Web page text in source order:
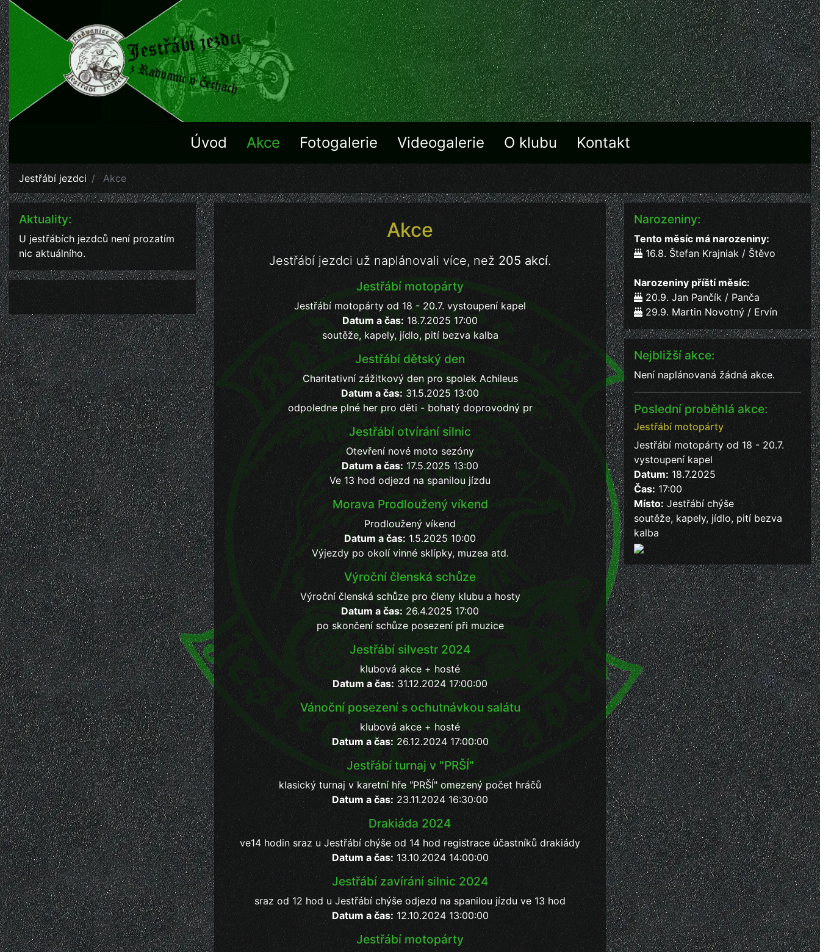
Úvod Akce Fotogalerie Videogalerie O klubu Kontakt
Jestřábí jezdci Akce
Aktuality:
U jestřábích jezdců není prozatím
nic aktuálního.
Akce
Jestřábí jezdci už naplánovali více, než205 akcí.
Jestřábí motopárty
Jestřábí motopárty od 18 - 20.7. vystoupení kapel
Datum a čas:18.7.2025 17:00
soutěže, kapely, jídlo, pití bezva kalba
Jestřábí dětský den
Charitativní zážitkový den pro spolek Achileus
Datum a čas: 31.5.2025 13:00
odpoledne plné her pro děti - bohatý doprovodný pr
Jestřábí otvírání silnic
Otevření nové moto sezóny
Datum a čas:17.5.2025 13:00
Ve 13 hod odjezd na spanilou jízdu
Morava Prodloužený víkend
Prodloužený víkend
Datum a čas: 1.5.2025 10:00
Výjezdy po okolí vinné sklípky, muzea atd.
Výroční členská schůze
Výroční členská schůze pro členy klubu a hosty
Datum a čas: 26.4.2025 17:00
po skončení schůze posezení při muzice
Jestřábí silvestr 2024
klubová akce + hosté
Datum a čas: 31.12.2024 17:00:00
Vánoční posezení s ochutnávkou salátu
klubová akce + hosté
Datum a čas: 26.12.2024 17:00:00
Jestřábí turnaj v "PRŠÍ"
klasický turnaj v karetní hře "PRŠÍ" omezený počet hráčů
Datum a čas: 23.11.2024 16:30:00
Drakiáda 2024
ve14 hodin sraz u Jestřábí chýše od 14 hod registrace účastníků drakiády
Datum a čas: 13.10.2024 14:00:00
Jestřábí zavírání silnic 2024
sraz od 12 hod u Jestřábí chýše odjezd na spanilou jízdu ve 13 hod
Datum a čas: 12.10.2024 13:00:00
Jestřábí motopárty
Narozeniny:
Tento měsíc má narozeniny:
16.8. Štefan Krajniak / Štěvo
Narozeniny příští měsíc:
20.9. Jan Pančík / Panča
29.9. Martin Novotný / Ervín
Nejbližší akce:
Není naplánovaná žádná akce.
Poslední proběhlá akce:
Jestřábí motopárty
Jestřábí motopárty od 18 - 20.7.
vystoupení kapel
Datum:18.7.2025
Čas: 17:00
Místo: Jestřábí chýše
soutěže, kapely, jídlo, pití bezva
kalba